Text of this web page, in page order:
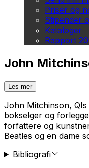
Priser og
Stipender
Kataloger
Rapport
John
Les mer
John Mitchinson, QI
bokselger og
forfattere og
Beatles og en dame
Bibliografi